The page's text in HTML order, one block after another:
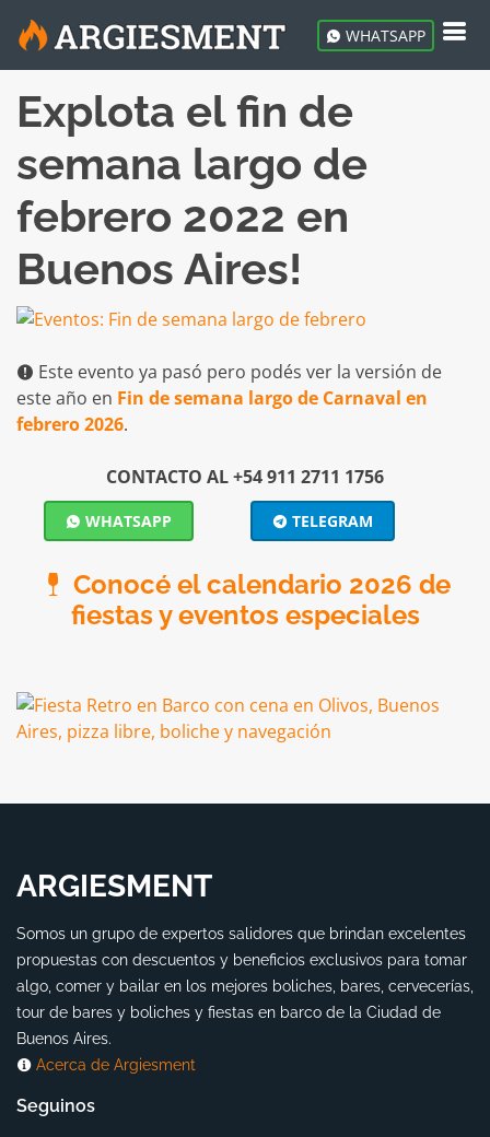
WHATSAPP
Explota el fin de
semana largo de
febrero 2022 en
Buenos Aires!
Este evento ya pasó pero podés ver la versión de
este año en Fin de semana largo de Carnaval en
febrero 2026.
CONTACTO AL +54 911 2711 1756
WHATSAPP TELEGRAM
Conocé el calendario 2026 de
fiestas y eventos especiales
ARGIESMENT
Somos un grupo de expertos salidores que brindan excelentes
propuestas con descuentos y beneficios exclusivos para tomar
algo, comer y bailar en los mejores boliches, bares, cervecerías,
tour de bares y boliches y fiestas en barco de la Ciudad de
Buenos Aires.
Acerca de Argiesment
Seguinos